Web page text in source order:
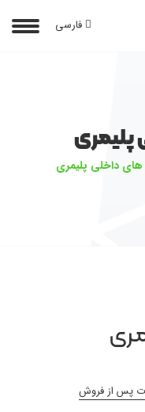
فارسی
داخلی پلیمری